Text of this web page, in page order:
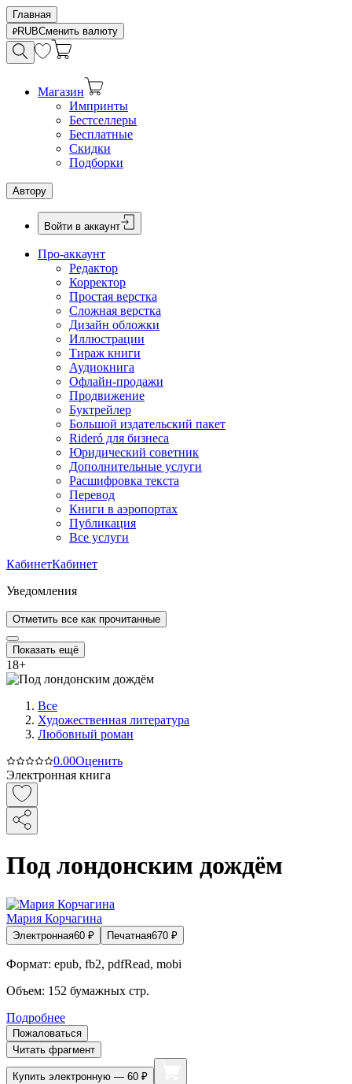
Главная
RUBСменить валюту
Магазин
Импринты
Бестселлеры
Бесплатные
Скидки
Подборки
Автору
Войти в аккаунт
Про-аккаунт
Редактор
Корректор
Простая верстка
Сложная верстка
Дизайн обложки
Иллюстрации
Тираж книги
Аудиокнига
Офлайн-продажи
Продвижение
Буктрейлер
Большой издательский пакет
Rideró для бизнеса
Юридический советник
Дополнительные услуги
Расшифровка текста
Перевод
Книги в аэропортах
Публикация
Все услуги
КабинетКабинет
Уведомления
Отметить все как прочитанные
Показать ещё
18+
Все
Художественная литература
Любовный роман
0.00Оценить
Электронная книга
Под лондонским дождём
Мария Корчагина
Электронная60 ₽ Печатная670 ₽
Формат: epub, fb2, pdfRead, mobi
Объем: 152 бумажных стр.
Подробнее
Пожаловаться
Читать фрагмент
Купить электронную — 60 ₽